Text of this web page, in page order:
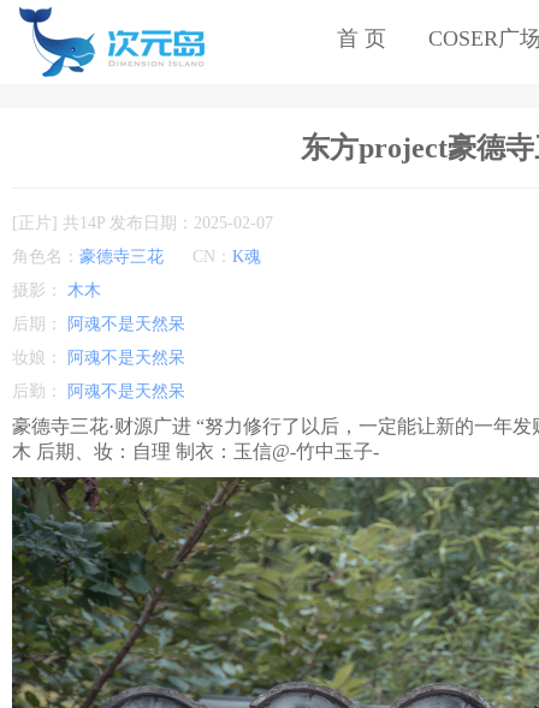
首 页 COSER广
东方project豪德
[正片] 共14P 发布日期：2025-02-07
角色名： 豪德寺三花 CN： K魂
摄影： 木木
后期：
阿魂不是天然呆
妆娘：
阿魂不是天然呆
后勤：
阿魂不是天然呆
豪德寺三花·财源广进 “努力修行了以后，一定能让新的一年
木 后期、妆：自理 制衣：玉信@-竹中玉子- ​​​